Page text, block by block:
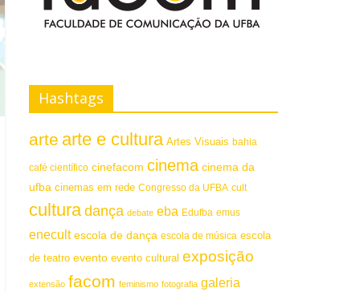
Hashtags
arte arte e cultura Artes Visuais bahia
café científico cinefacom cinema cinema da
ufba cinemas em rede Congresso da UFBA cult
cultura dança debate eba Edufba emus
enecult escola de dança escola de música escola
de teatro evento evento cultural exposição
extensão facom feminismo fotografia galeria